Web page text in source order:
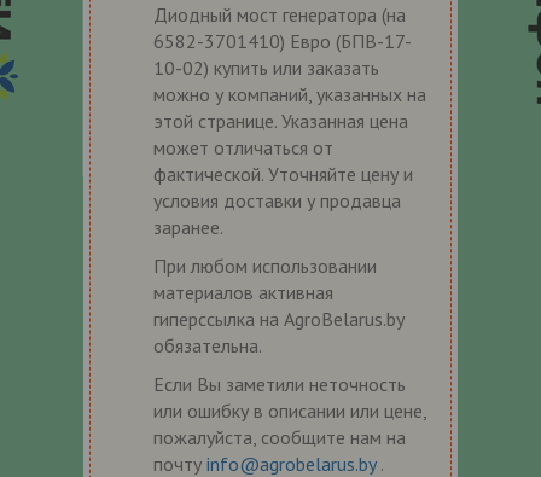
Диодный мост генератора (на
6582-3701410) Евро (БПВ-17-
10-02) купить или заказать
можно у компаний, указанных на
этой странице. Указанная цена
может отличаться от
фактической. Уточняйте цену и
условия доставки у продавца
заранее.
При любом использовании
материалов активная
гиперссылка на AgroBelarus.by
обязательна.
Если Вы заметили неточность
или ошибку в описании или цене,
пожалуйста, сообщите нам на
почту info@agrobelarus.by .